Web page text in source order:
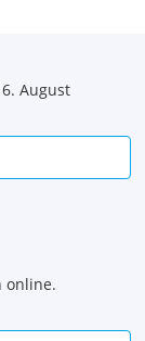
August
online.